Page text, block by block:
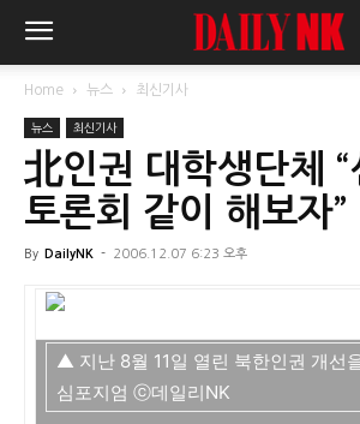
Home 뉴스 최신기사
뉴스 최신기사
北인권 대학생단체 “
토론회 같이 해보자”
By DailyNK - 2006.12.07 6:23 오후
▲ 지난 8월 11일 열린 북한인권 개선
심포지엄 ⓒ데일리NK